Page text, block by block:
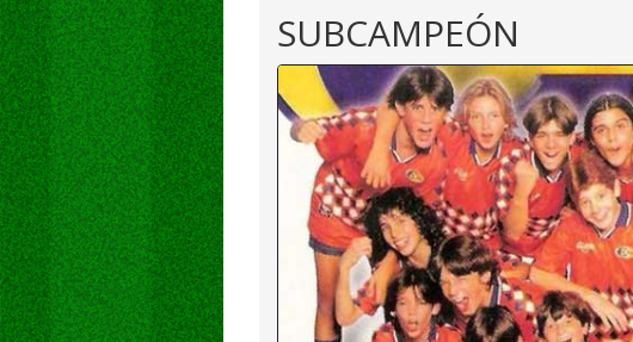
SUBCAMPEÓN